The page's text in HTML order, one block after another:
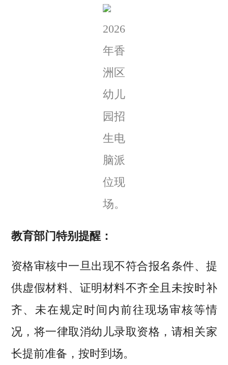
2026
年香
洲区
幼儿
园招
生电
脑派
位现
场。
教育部门特别提醒：
资格审核中一旦出现不符合报名条件、提
供虚假材料、证明材料不齐全且未按时补
齐、未在规定时间内前往现场审核等情
况，将一律取消幼儿录取资格，请相关家
长提前准备，按时到场。